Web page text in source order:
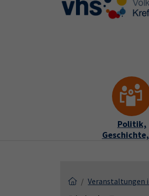
Skip to main content
Skip to page footer
Politik,
Veranstaltungen